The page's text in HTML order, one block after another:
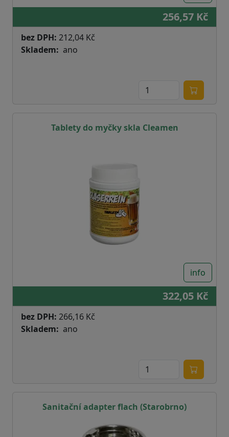
256,57 Kč
bez DPH: 212,04 Kč
Skladem
ano
Tablety do myčky skla Cleamen
info
322,05 Kč
bez DPH: 266,16 Kč
Skladem
ano
Sanitační adapter flach (Starobrno)